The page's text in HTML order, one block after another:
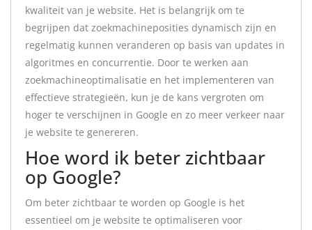
kwaliteit van je website. Het is belangrijk om te
begrijpen dat zoekmachineposities dynamisch zijn en
regelmatig kunnen veranderen op basis van updates in
algoritmes en concurrentie. Door te werken aan
zoekmachineoptimalisatie en het implementeren van
effectieve strategieën, kun je de kans vergroten om
hoger te verschijnen in Google en zo meer verkeer naar
je website te genereren.
Hoe word ik beter zichtbaar
op Google?
Om beter zichtbaar te worden op Google is het
essentieel om je website te optimaliseren voor